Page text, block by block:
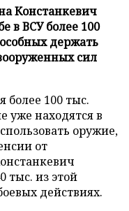
Констанкевич
в ВСУ более 100
держать
сил
более 100 тыс.
уже находятся в
оружие,
от
тыс. из этой
действиях.